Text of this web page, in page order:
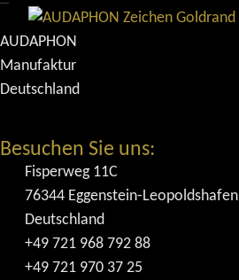
AUDAPHON
Manufaktur
Deutschland
Besuchen Sie uns:
Fisperweg 11C
76344 Eggenstein-Leopoldshafen
Deutschland
+49 721 968 792 88
+49 721 970 37 25